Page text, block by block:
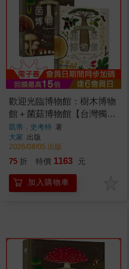
歡迎光臨博物館：樹木博物
館＋菌菇博物館【台灣獨家
封面版】（兩冊套書）
凱蒂．史考特 著
大家 出版
2026/08/05 出版
75 折 特價 1163 元
加入購物車